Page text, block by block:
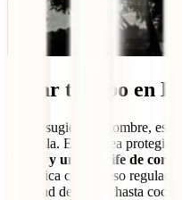
Pasar tiempo en
Como sugiere su nombre,
de la isla. Es un área protegida
playas y un arrecife de coral
ecológica con acceso
variedad de aves y hasta